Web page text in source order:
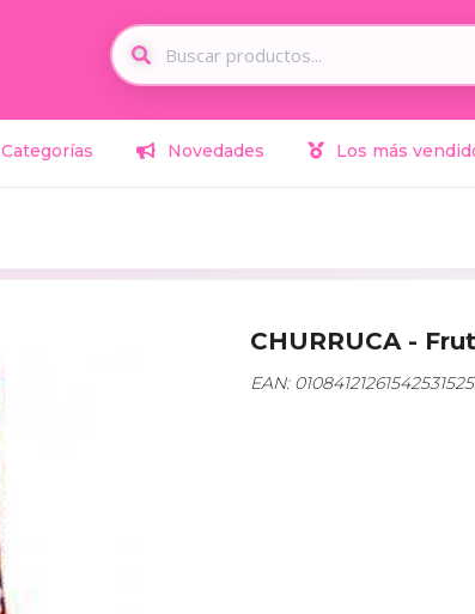
Categorías Novedades Los más
CHURRUCA -
EAN: